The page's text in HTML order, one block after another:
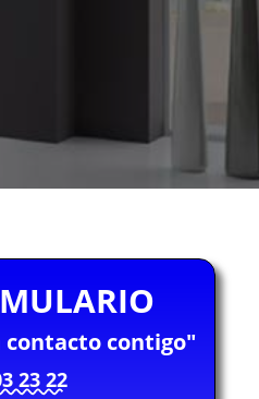
contacto contigo"
23 22